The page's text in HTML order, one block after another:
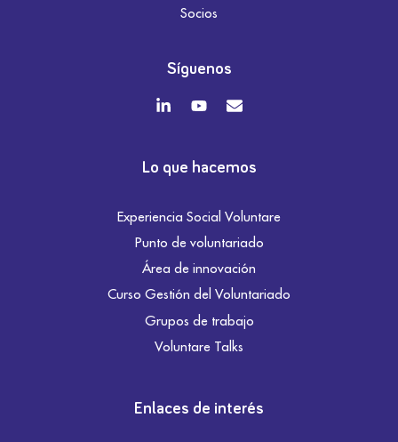
Socios
Síguenos
Lo que hacemos
Experiencia Social Voluntare
Punto de voluntariado
Área de innovación
Curso Gestión del Voluntariado
Grupos de trabajo
Voluntare Talks
Enlaces de interés